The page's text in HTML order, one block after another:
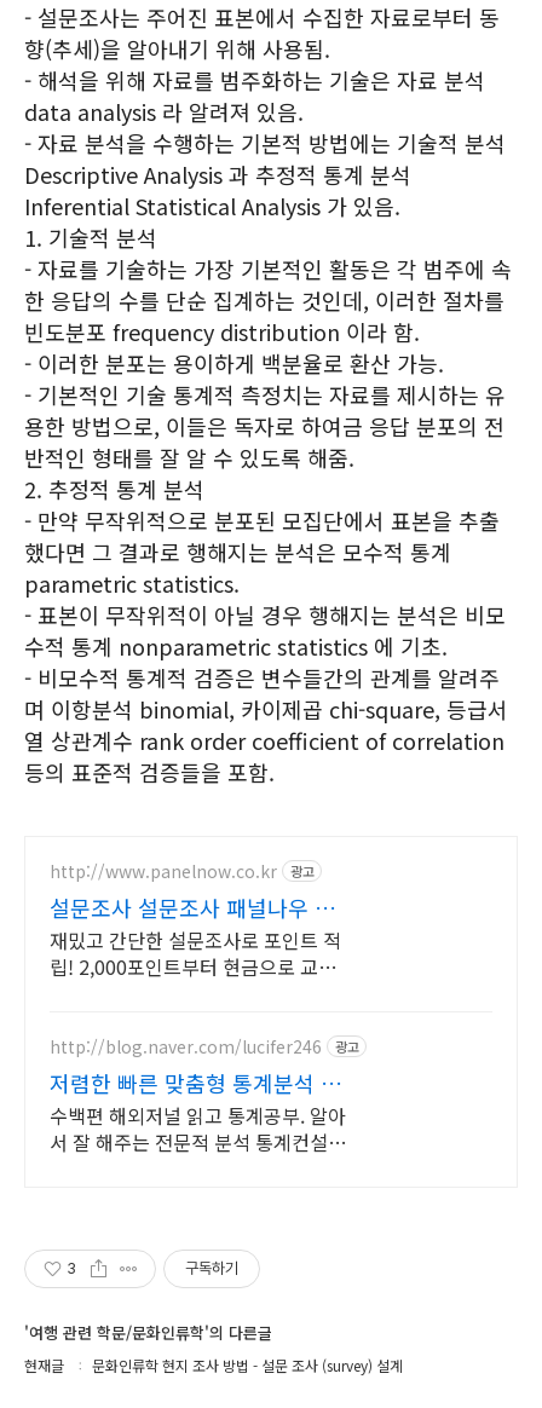
- 설문조사는 주어진 표본에서 수집한 자료로부터 동
향(추세)을 알아내기 위해 사용됨.
- 해석을 위해 자료를 범주화하는 기술은 자료 분석
data analysis 라 알려져 있음.
- 자료 분석을 수행하는 기본적 방법에는 기술적 분석
Descriptive Analysis 과 추정적 통계 분석
Inferential Statistical Analysis 가 있음.
1. 기술적 분석
- 자료를 기술하는 가장 기본적인 활동은 각 범주에 속
한 응답의 수를 단순 집계하는 것인데, 이러한 절차를
빈도분포 frequency distribution 이라 함.
- 이러한 분포는 용이하게 백분율로 환산 가능.
- 기본적인 기술 통계적 측정치는 자료를 제시하는 유
용한 방법으로, 이들은 독자로 하여금 응답 분포의 전
반적인 형태를 잘 알 수 있도록 해줌.
2. 추정적 통계 분석
- 만약 무작위적으로 분포된 모집단에서 표본을 추출
했다면 그 결과로 행해지는 분석은 모수적 통계
parametric statistics.
- 표본이 무작위적이 아닐 경우 행해지는 분석은 비모
수적 통계 nonparametric statistics 에 기초.
- 비모수적 통계적 검증은 변수들간의 관계를 알려주
며 이항분석 binomial, 카이제곱 chi-square, 등급서
열 상관계수 rank order coefficient of correlation
등의 표준적 검증들을 포함.
http://www.panelnow.co.kr 광고
설문조사 설문조사 패널나우 포
인트쌓는 재밌는 설문조사
재밌고 간단한 설문조사로 포인트 적
립! 2,000포인트부터 현금으로 교환!
http://blog.naver.com/lucifer246 광고
저렴한 빠른 맞춤형 통계분석 공
부하는 통계분석 전문가
수백편 해외저널 읽고 통계공부. 알아
서 잘 해주는 전문적 분석 통계컨설팅
3 구독하기
'여행 관련 학문/문화인류학'의 다른글
현재글 문화인류학 현지 조사 방법 - 설문 조사 (survey) 설계